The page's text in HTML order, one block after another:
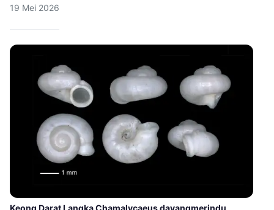
19 Mei 2026
Keong Darat Langka Chamalycaeus dayangmerindu